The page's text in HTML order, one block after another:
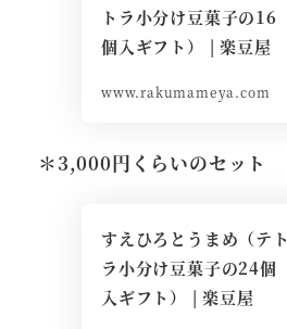
トラ小分け豆菓子の16
個入ギフト） | 楽豆屋
www.rakumameya.com
＊3,000円くらいのセット
すえひろとうまめ（テト
ラ小分け豆菓子の24個
入ギフト） | 楽豆屋